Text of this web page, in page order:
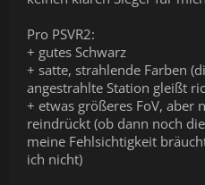
Pro PSVR2:
+ gutes Schwarz
+ satte, strahlende Farben
angestrahlte Station gleißt
+ etwas größeres FoV, aber
reindrückt (ob dann noch
meine Fehlsichtigkeit
ich nicht)